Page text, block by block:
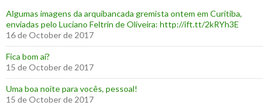
Algumas imagens da arquibancada gremista ontem em Curitiba,
enviadas pelo Luciano Feltrin de Oliveira: http://ift.tt/2kRYh3E
16 de October de 2017
‪Fica bom aí?‬
15 de October de 2017
Uma boa noite para vocês, pessoal!
15 de October de 2017